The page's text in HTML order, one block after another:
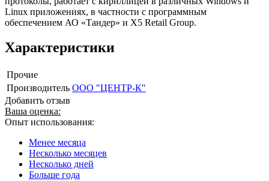
Linux приложениях, в частности с программным
обеспечением АО «Тандер» и X5 Retail Group.
Характеристики
Прочие
Производитель ООО "ЦЕНТР-К"
Добавить отзыв
Ваша оценка:
Опыт использования:
Менее месяца
Несколько месяцев
Несколько дней
Больше года